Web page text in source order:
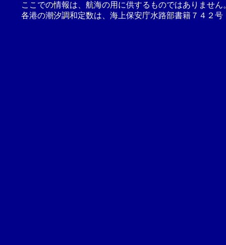
ここでの情報は、航海の用に供するものではありませ
各港の潮汐調和定数は、海上保安庁水路部書籍７４２